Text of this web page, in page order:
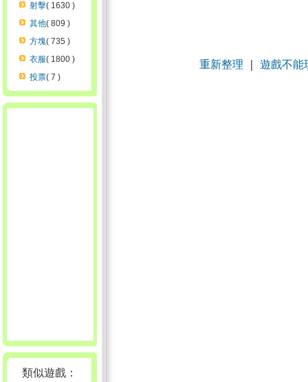
射擊( 1630 )
其他( 809 )
方塊( 735 )
衣服( 1800 )
投票( 7 )
類似遊戲：
重新整理 遊戲不能